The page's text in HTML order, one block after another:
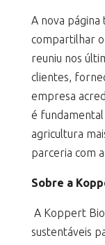
A nova página
compartilhar
reuniu nos
clientes,
empresa
é
agricultura
parceria com
Sobre a
A Koppert
sustentáveis